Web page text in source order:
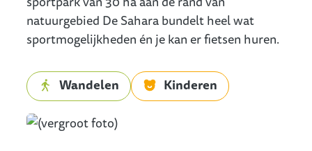
natuurgebied De Sahara bundelt heel wat
sportmogelijkheden én je kan er fietsen huren.
Wandelen Kinderen